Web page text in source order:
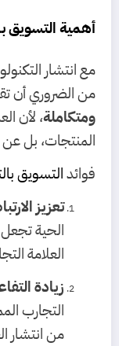
أهمية التسويق
مع انتشار
من الضروري أن
ومتكاملة، لأن
المنتجات، بل عن
فوائدالتسويق
تعزيز
الحية
العلامة
زيادة
التجارب
من انتشار